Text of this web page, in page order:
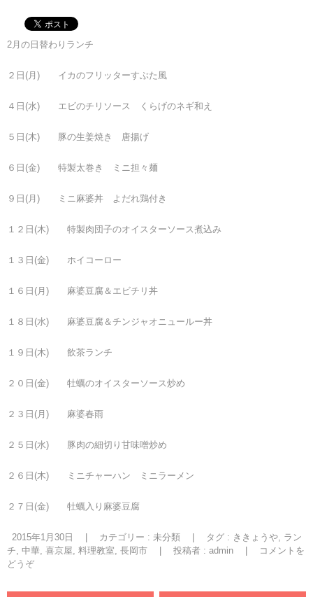
2月の日替わりランチ
２日(月) イカのフリッターすぶた風
４日(水) エビのチリソース くらげのネギ和え
５日(木) 豚の生姜焼き 唐揚げ
６日(金) 特製太巻き ミニ担々麺
９日(月) ミニ麻婆丼 よだれ鶏付き
１２日(木) 特製肉団子のオイスターソース煮込み
１３日(金) ホイコーロー
１６日(月) 麻婆豆腐＆エビチリ丼
１８日(水) 麻婆豆腐＆チンジャオニュールー丼
１９日(木) 飲茶ランチ
２０日(金) 牡蠣のオイスターソース炒め
２３日(月) 麻婆春雨
２５日(水) 豚肉の細切り甘味噌炒め
２６日(木) ミニチャーハン ミニラーメン
２７日(金) 牡蠣入り麻婆豆腐
2015年1月30日 カテゴリー : 未分類 タグ : ききょうや, ラン
チ, 中華, 喜京屋, 料理教室, 長岡市 投稿者 : admin
コメントを
どうぞ